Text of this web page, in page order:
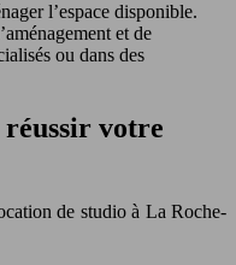
l’espace disponible.
et de
ou dans des
votre
de studio à La Roche-